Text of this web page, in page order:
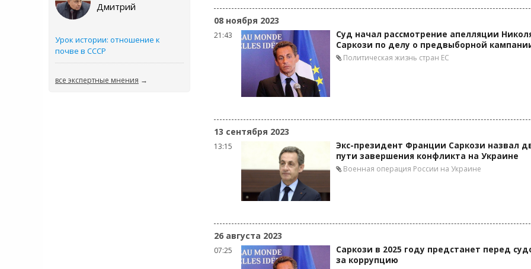
Дмитрий
Урок истории: отношение к
почве в СССР
все экспертные мнения →
08 ноября 2023
21:43
Суд начал рассмотрение апелляции
Саркози по делу о предвыборной
Политическая жизнь стран ЕС
13 сентября 2023
13:15
Экс-президент Франции Саркози назвал
пути завершения конфликта на Украине
Военная операция России на Украине
26 августа 2023
07:25
Саркози в 2025 году предстанет перед
за коррупцию